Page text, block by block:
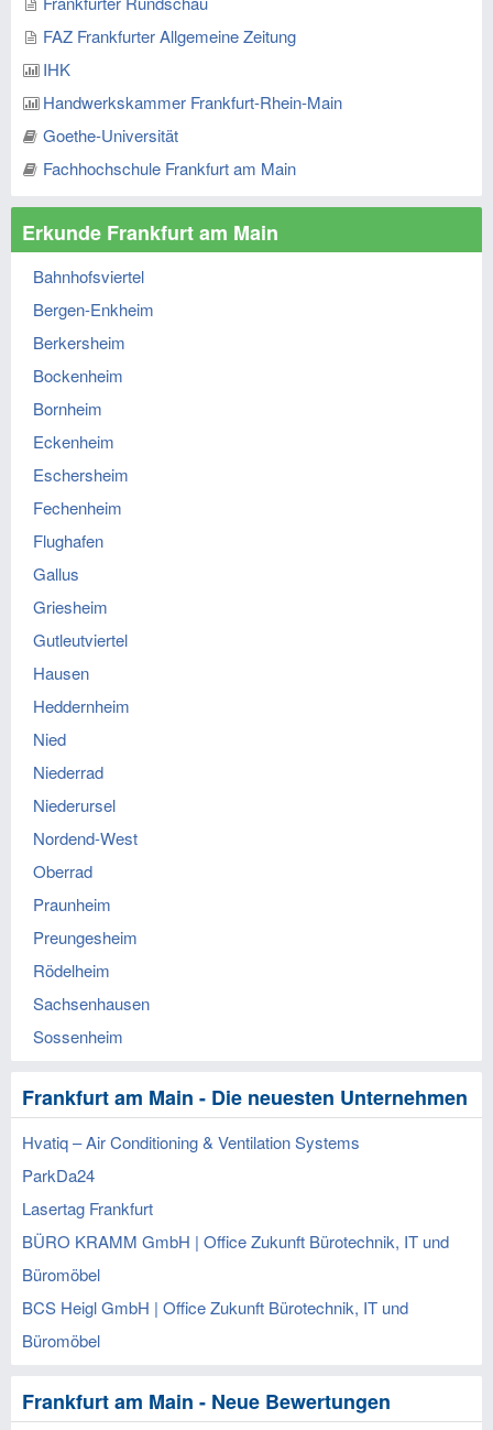
FAZ Frankfurter Allgemeine Zeitung
IHK
Handwerkskammer Frankfurt-Rhein-Main
Goethe-Universität
Fachhochschule Frankfurt am Main
Erkunde Frankfurt am Main
Bahnhofsviertel
Bergen-Enkheim
Berkersheim
Bockenheim
Bornheim
Eckenheim
Eschersheim
Fechenheim
Flughafen
Gallus
Griesheim
Gutleutviertel
Hausen
Heddernheim
Nied
Niederrad
Niederursel
Nordend-West
Oberrad
Praunheim
Preungesheim
Rödelheim
Sachsenhausen
Sossenheim
Frankfurt am Main - Die neuesten Unternehmen
Hvatiq – Air Conditioning & Ventilation Systems
ParkDa24
Lasertag Frankfurt
BÜRO KRAMM GmbH | Office Zukunft Bürotechnik, IT und
Büromöbel
BCS Heigl GmbH | Office Zukunft Bürotechnik, IT und
Büromöbel
Frankfurt am Main - Neue Bewertungen